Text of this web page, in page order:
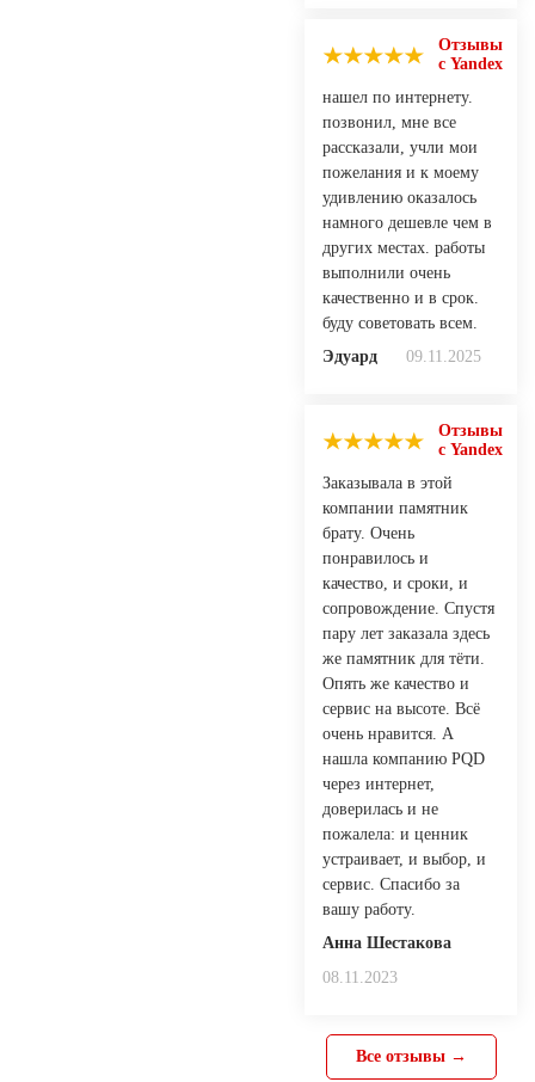
Отзывы
с Yandex
нашел по интернету.
позвонил, мне все
рассказали, учли мои
пожелания и к моему
удивлению оказалось
намного дешевле чем в
других местах. работы
выполнили очень
качественно и в срок.
буду советовать всем.
Эдуард
09.11.2025
Отзывы
с Yandex
Заказывала в этой
компании памятник
брату. Очень
понравилось и
качество, и сроки, и
сопровождение. Спустя
пару лет заказала здесь
же памятник для тёти.
Опять же качество и
сервис на высоте. Всё
очень нравится. А
нашла компанию PQD
через интернет,
доверилась и не
пожалела: и ценник
устраивает, и выбор, и
сервис. Спасибо за
вашу работу.
Анна Шестакова
08.11.2023
Все отзывы →